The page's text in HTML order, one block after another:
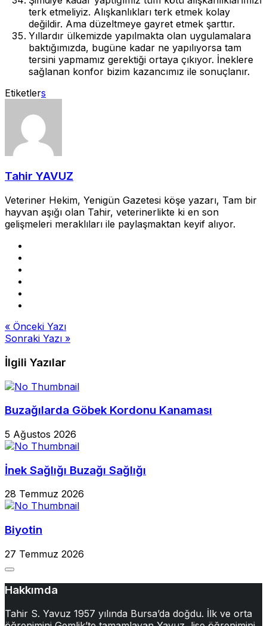
terk etmeliyiz. Alışkanlıkları terk etmek kolay
değildir. Ama düzeltmeye gayret etmek şarttır.
Yıllardır ülkemizde yapılmakta olan uygulamalara
baktığımızda, bugüne kadar ne yapılıyorsa tam
tersini yapmamız gerektiği ortaya çıkıyor. İneklere
sağlanan konfor bizim kazancımız ile sonuçlanır.
Etiketlers
Tahir YAVUZ
Veteriner Hekim, Yenigün Gazetesi köşe yazarı, Tam bir
hayvan aşığı olan Tahir, veterinerlikte ki en son
gelişmeleri meraklıları ile paylaşmaktan keyif alıyor.
Yazı
gezinmesi
« Önceki Yazı
Sonraki Yazı »
İlgili Yazılar
Buzağılarda Göbek Kordonu Kanaması
5 Ağustos 2026
İnek Sağlığı Buzağı Sağlığı
28 Temmuz 2026
Biyotin
27 Temmuz 2026
Hakkımda
Tahir S. Yavuz 1957 yılında Bursa’da doğdu. İlk ve orta